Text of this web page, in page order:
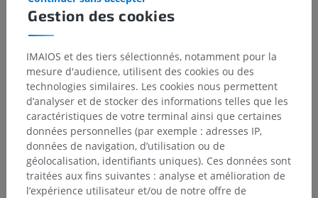
Hiérarchie anatomique
Gestion des cookies
IMAIOS et des tiers sélectionnés, notamment pour la
mesure d'audience, utilisent des cookies ou des
technologies similaires. Les cookies nous permettent
d’analyser et de stocker des informations telles que les
caractéristiques de votre terminal ainsi que certaines
données personnelles (par exemple : adresses IP,
données de navigation, d’utilisation ou de
géolocalisation, identifiants uniques). Ces données sont
traitées aux fins suivantes : analyse et amélioration de
l’expérience utilisateur et/ou de notre offre de